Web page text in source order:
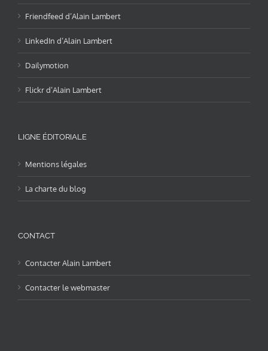
Friendfeed d’Alain Lambert
LinkedIn d’Alain Lambert
Dailymotion
Flickr d’Alain Lambert
LIGNE ÉDITORIALE
Mentions légales
La charte du blog
CONTACT
Contacter Alain Lambert
Contacter le webmaster